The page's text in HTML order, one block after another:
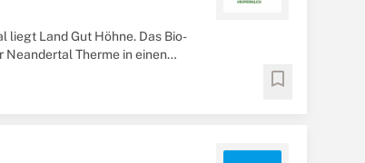
liegt Land Gut Höhne. Das Bio-
Neandertal Therme in einen
bookmark